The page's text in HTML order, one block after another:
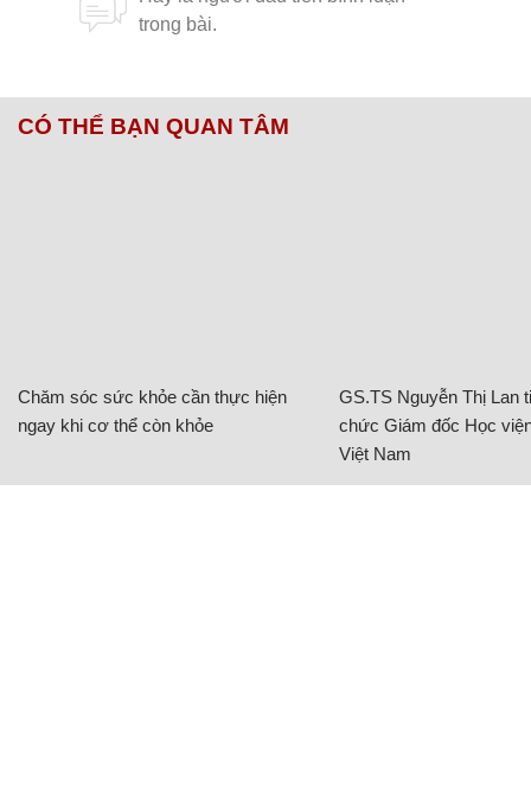
CÓ THỂ BẠN QUAN TÂM
Chăm sóc sức khỏe cần thực hiện
ngay khi cơ thể còn khỏe
GS.TS Nguyễn Thị Lan
chức Giám đốc Học
Việt Nam